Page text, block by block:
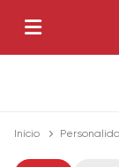
Início